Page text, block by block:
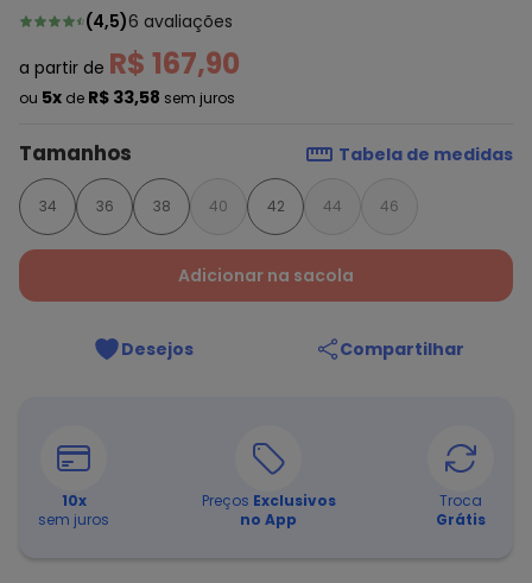
(4,5)6 avaliações
a partir de R$ 167,90
ou 5x de R$ 33,58 sem juros
Tamanhos Tabela de medidas
34 36 38 40 42 44 46
Adicionar na sacola
Desejos Compartilhar
10x
sem juros
Preços Exclusivos
no App
Troca
Grátis